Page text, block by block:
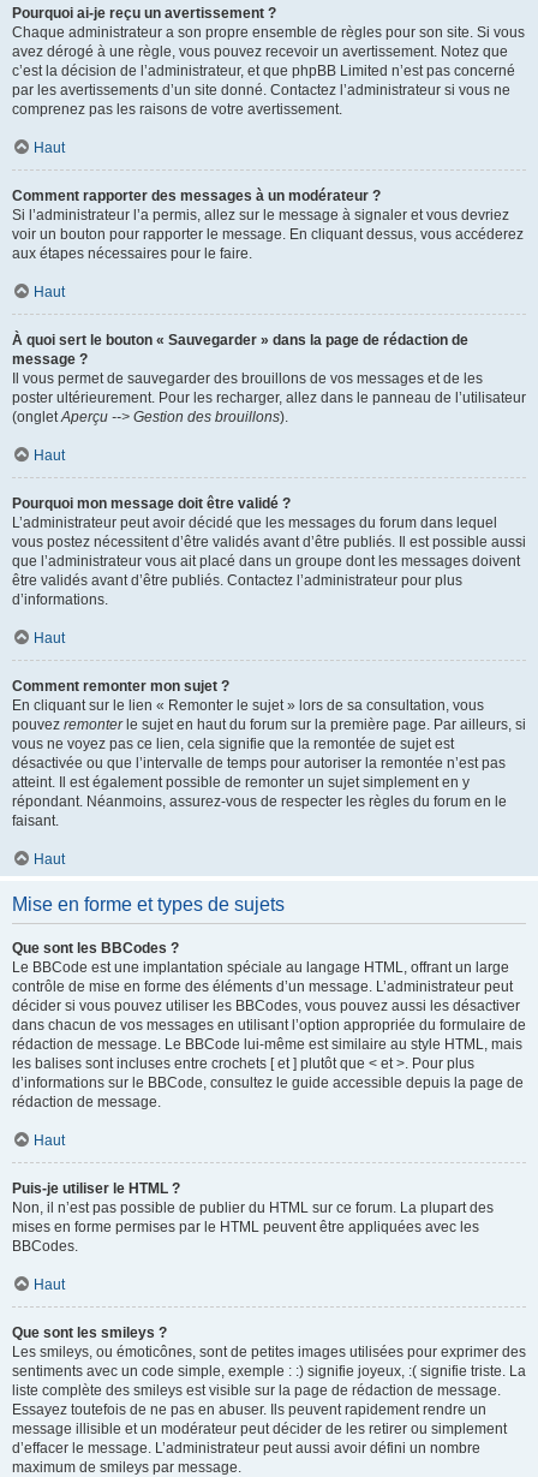
Pourquoi ai-je reçu un avertissement ?
Chaque administrateur a son propre ensemble de règles pour son site. Si vous
avez dérogé à une règle, vous pouvez recevoir un avertissement. Notez que
c’est la décision de l’administrateur, et que phpBB Limited n’est pas concerné
par les avertissements d’un site donné. Contactez l’administrateur si vous ne
comprenez pas les raisons de votre avertissement.
Haut
Comment rapporter des messages à un modérateur ?
Si l’administrateur l’a permis, allez sur le message à signaler et vous devriez
voir un bouton pour rapporter le message. En cliquant dessus, vous accéderez
aux étapes nécessaires pour le faire.
Haut
À quoi sert le bouton « Sauvegarder » dans la page de rédaction de
message ?
Il vous permet de sauvegarder des brouillons de vos messages et de les
poster ultérieurement. Pour les recharger, allez dans le panneau de l’utilisateur
(ongletAperçu --> Gestion des brouillons).
Haut
Pourquoi mon message doit être validé ?
L’administrateur peut avoir décidé que les messages du forum dans lequel
vous postez nécessitent d’être validés avant d’être publiés. Il est possible aussi
que l’administrateur vous ait placé dans un groupe dont les messages doivent
être validés avant d’être publiés. Contactez l’administrateur pour plus
d’informations.
Haut
Comment remonter mon sujet ?
En cliquant sur le lien « Remonter le sujet » lors de sa consultation, vous
pouvez remonterle sujet en haut du forum sur la première page. Par ailleurs, si
vous ne voyez pas ce lien, cela signifie que la remontée de sujet est
désactivée ou que l’intervalle de temps pour autoriser la remontée n’est pas
atteint. Il est également possible de remonter un sujet simplement en y
répondant. Néanmoins, assurez-vous de respecter les règles du forum en le
faisant.
Haut
Mise en forme et types de sujets
Que sont les BBCodes ?
Le BBCode est une implantation spéciale au langage HTML, offrant un large
contrôle de mise en forme des éléments d’un message. L’administrateur peut
décider si vous pouvez utiliser les BBCodes, vous pouvez aussi les désactiver
dans chacun de vos messages en utilisant l’option appropriée du formulaire de
rédaction de message. Le BBCode lui-même est similaire au style HTML, mais
les balises sont incluses entre crochets [ et ] plutôt que < et >. Pour plus
d’informations sur le BBCode, consultez le guide accessible depuis la page de
rédaction de message.
Haut
Puis-je utiliser le HTML ?
Non, il n’est pas possible de publier du HTML sur ce forum. La plupart des
mises en forme permises par le HTML peuvent être appliquées avec les
BBCodes.
Haut
Que sont les smileys ?
Les smileys, ou émoticônes, sont de petites images utilisées pour exprimer des
sentiments avec un code simple, exemple : :) signifie joyeux, :( signifie triste. La
liste complète des smileys est visible sur la page de rédaction de message.
Essayez toutefois de ne pas en abuser. Ils peuvent rapidement rendre un
message illisible et un modérateur peut décider de les retirer ou simplement
d’effacer le message. L’administrateur peut aussi avoir défini un nombre
maximum de smileys par message.